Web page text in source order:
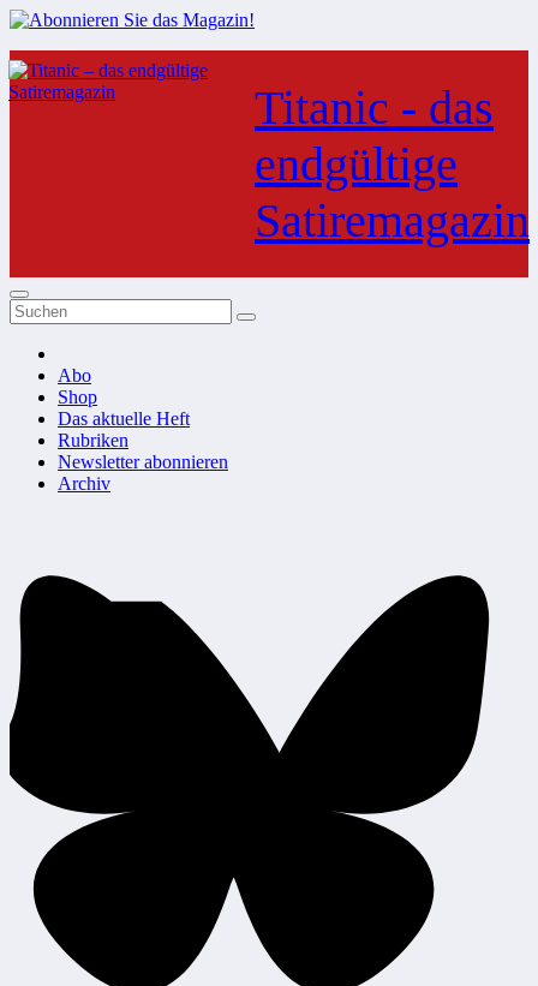
Zum
Inhalt
springen
Titanic - das
endgültige
Satiremagazin
Abo
Shop
Das aktuelle Heft
Rubriken
Newsletter abonnieren
Archiv